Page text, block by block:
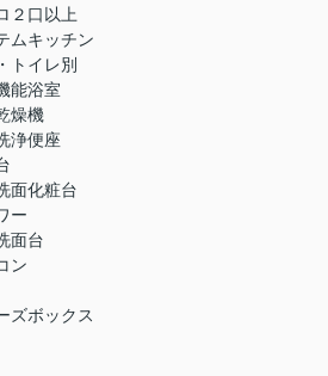
２口以上
ムキッチン
トイレ別
能浴室
燥機
浄便座
面化粧台
ー
面台
ン
ズボックス